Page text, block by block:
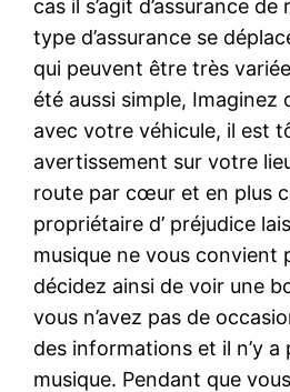
cas il s’agit d’assurance
type d’assurance se
qui peuvent être très
été aussi simple, Imaginez
avec votre véhicule, il est
avertissement sur votre
route par cœur et en plus
propriétaire d’ préjudice
musique ne vous convient
décidez ainsi de voir une
vous n’avez pas de
des informations et il n’y a
musique. Pendant que